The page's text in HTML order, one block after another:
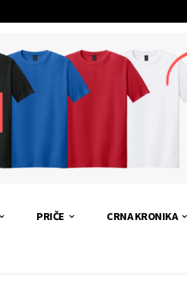
PRIČE CRNA KRONIKA